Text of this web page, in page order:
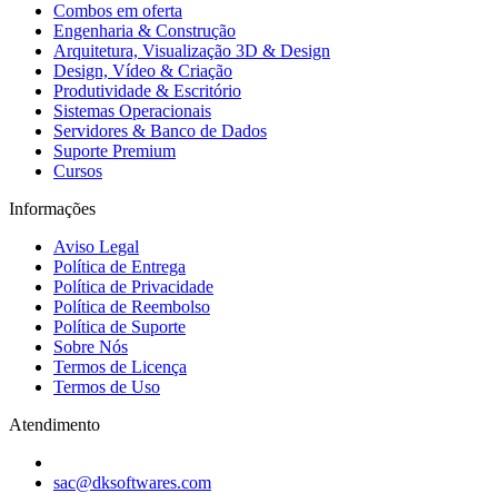
Combos em oferta
Engenharia & Construção
Arquitetura, Visualização 3D & Design
Design, Vídeo & Criação
Produtividade & Escritório
Sistemas Operacionais
Servidores & Banco de Dados
Suporte Premium
Cursos
Informações
Aviso Legal
Política de Entrega
Política de Privacidade
Política de Reembolso
Política de Suporte
Sobre Nós
Termos de Licença
Termos de Uso
Atendimento
sac@dksoftwares.com